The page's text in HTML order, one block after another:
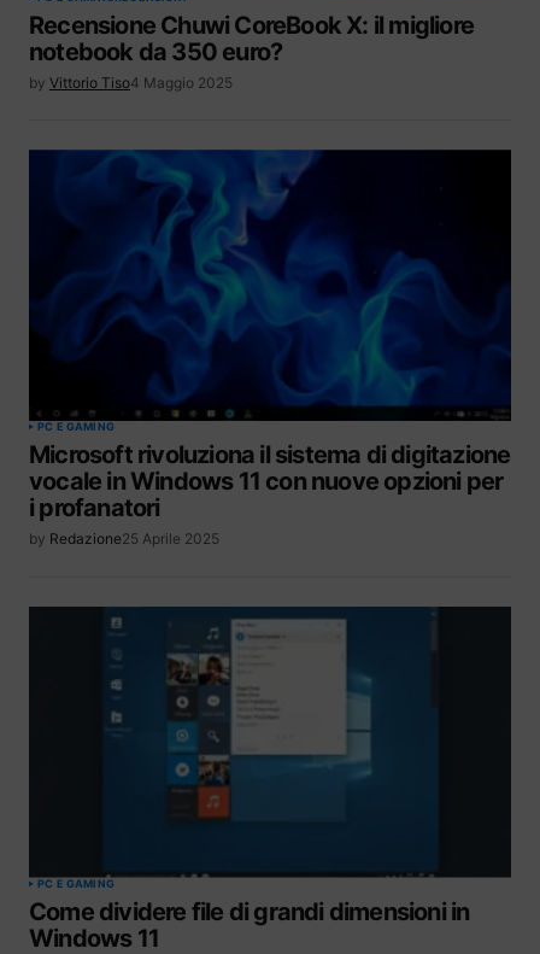
Recensione Chuwi CoreBook X: il migliore
notebook da 350 euro?
by Vittorio Tiso4 Maggio 2025
PC E GAMING
Microsoft rivoluziona il sistema di digitazione
vocale in Windows 11 con nuove opzioni per
i profanatori
by Redazione25 Aprile 2025
PC E GAMING
Come dividere file di grandi dimensioni in
Windows 11